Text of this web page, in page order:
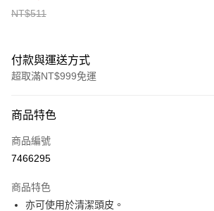
NT$511
付款與運送方式
超取滿NT$999免運
信用卡一次付款
超商取貨付款
Apple Pay
商品特色
商品編號
7466295
商品特色
亦可使用於清潔頭皮。